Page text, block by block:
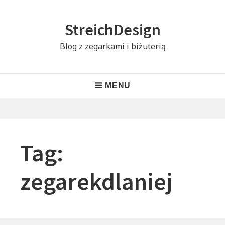
StreichDesign
Blog z zegarkami i biżuterią
MENU
Tag:
zegarekdlaniej